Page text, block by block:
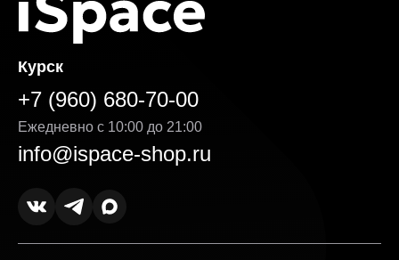
Курск
+7 (960) 680-70-00
Ежедневно с 10:00 до 21:00
info@ispace-shop.ru